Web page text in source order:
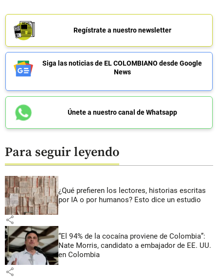
Regístrate a nuestro newsletter
Siga las noticias de EL COLOMBIANO desde Google
News
Únete a nuestro canal de Whatsapp
Para seguir leyendo
¿Qué prefieren los lectores, historias escritas
por IA o por humanos? Esto dice un estudio
share
“El 94% de la cocaína proviene de Colombia”:
Nate Morris, candidato a embajador de EE. UU.
en Colombia
share